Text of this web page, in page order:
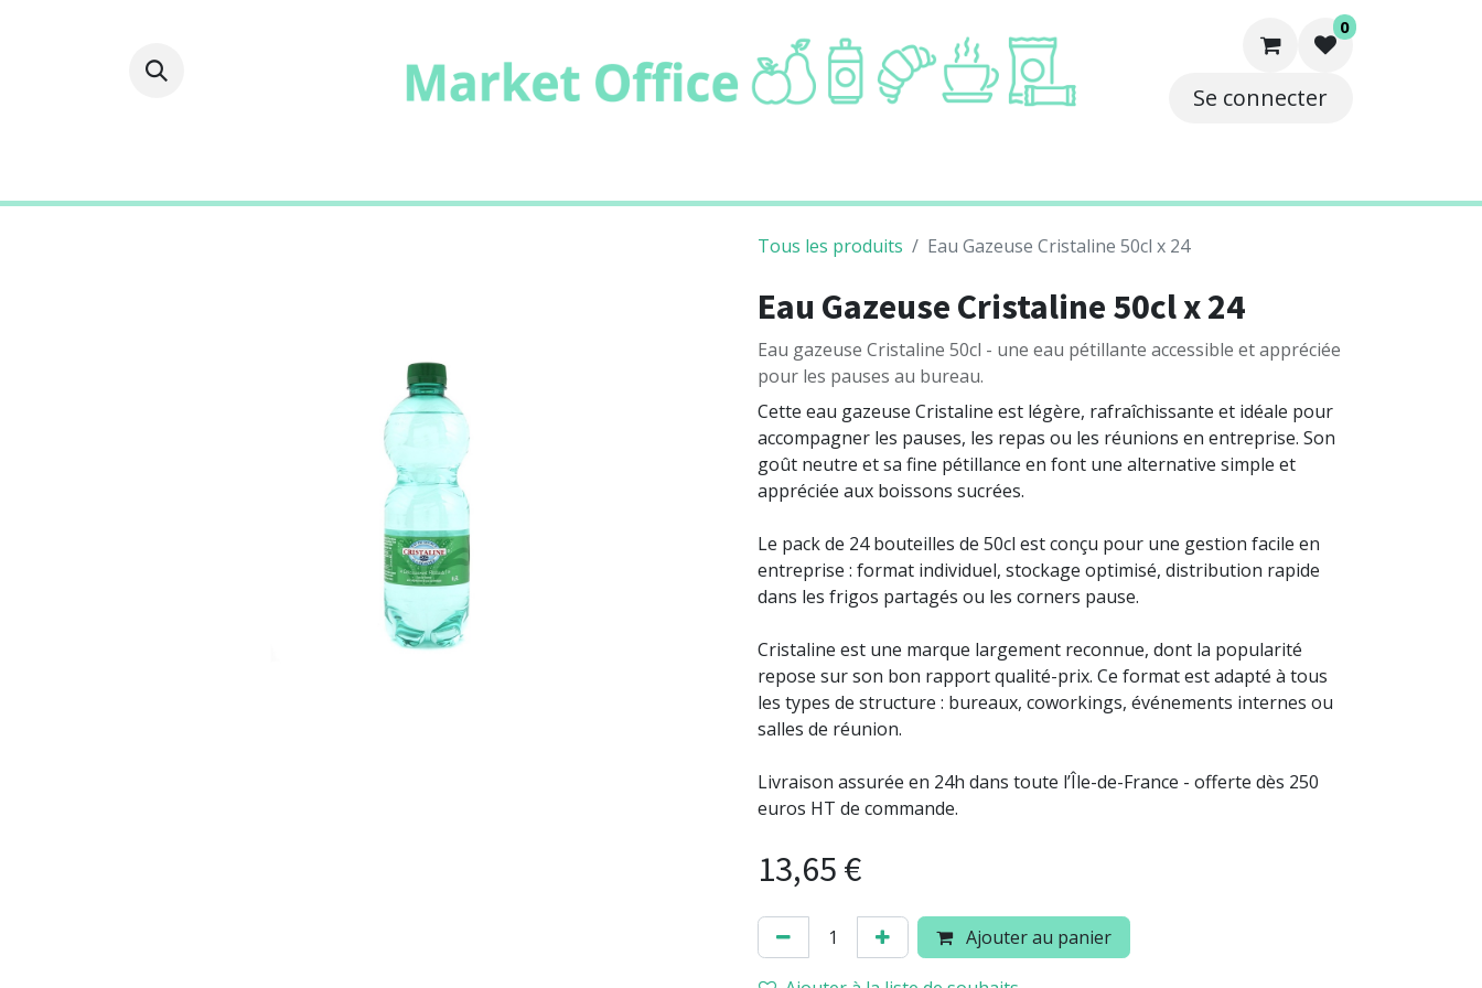
0
Se connecter
Tous les produits Eau Gazeuse Cristaline 50cl x 24
Eau Gazeuse Cristaline 50cl x 24
Eau gazeuse Cristaline 50cl - une eau pétillante accessible et appréciée
pour les pauses au bureau.
Cette eau gazeuse Cristaline est légère, rafraîchissante et idéale pour
accompagner les pauses, les repas ou les réunions en entreprise. Son
goût neutre et sa fine pétillance en font une alternative simple et
appréciée aux boissons sucrées.
Le pack de 24 bouteilles de 50cl est conçu pour une gestion facile en
entreprise : format individuel, stockage optimisé, distribution rapide
dans les frigos partagés ou les corners pause.
Cristaline est une marque largement reconnue, dont la popularité
repose sur son bon rapport qualité-prix. Ce format est adapté à tous
les types de structure : bureaux, coworkings, événements internes ou
salles de réunion.
Livraison assurée en 24h dans toute l’Île-de-France - offerte dès 250
euros HT de commande.
13,65 €
Ajouter au panier